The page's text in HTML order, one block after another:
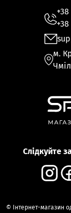
Слідкуйте
м.
© Інтернет-магазин